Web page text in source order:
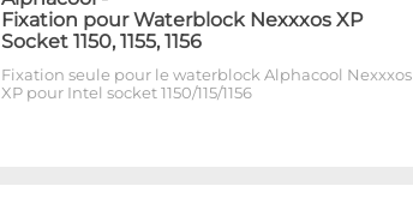
Fixation pour Waterblock Nexxxos XP
Socket 1150, 1155, 1156
Fixation seule pour le waterblock Alphacool Nexxxos
XP pour Intel socket 1150/115/1156